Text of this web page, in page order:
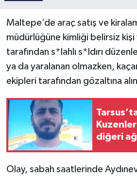
Maltepe’de araç satış ve
müdürlüğüne kimliği belirsiz kişi
tarafından s*lahlı s*ldırı
ya da yaralanan olmazken,
ekipleri tarafından gözaltına
diğeri
Olay, sabah saatlerinde